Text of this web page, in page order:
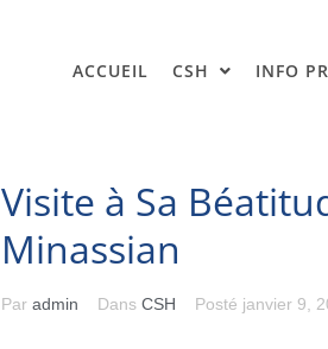
ACCUEIL CSH INFO
Visite à Sa
Minassian
Par admin Dans CSH Posté janvier 9,